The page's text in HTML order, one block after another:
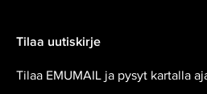
Tilaa uutiskirje
Tilaa EMUMAIL ja pysyt kartalla